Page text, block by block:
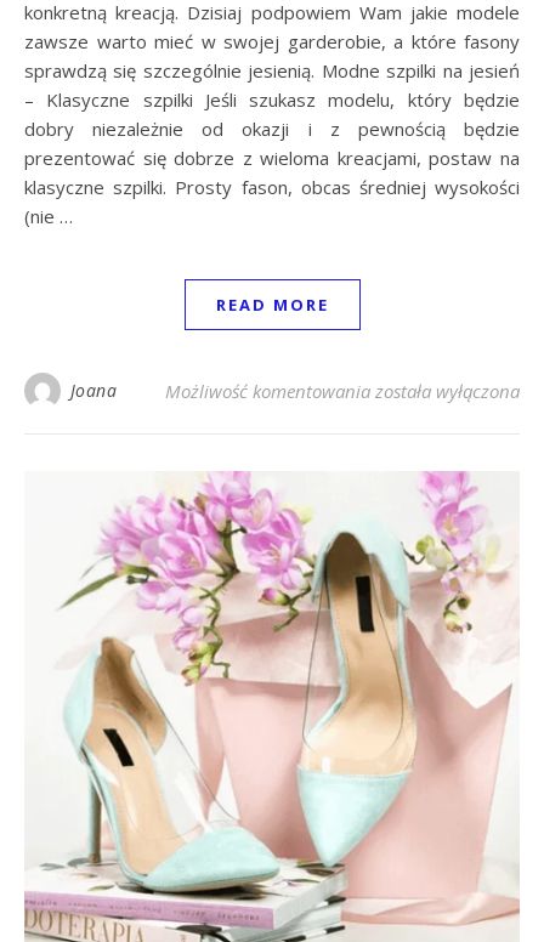
konkretną kreacją. Dzisiaj podpowiem Wam jakie modele
zawsze warto mieć w swojej garderobie, a które fasony
sprawdzą się szczególnie jesienią. Modne szpilki na jesień
– Klasyczne szpilki Jeśli szukasz modelu, który będzie
dobry niezależnie od okazji i z pewnością będzie
prezentować się dobrze z wieloma kreacjami, postaw na
klasyczne szpilki. Prosty fason, obcas średniej wysokości
(nie …
READ MORE
Joana Możliwość komentowania Modne szpilki na
została wyłączona